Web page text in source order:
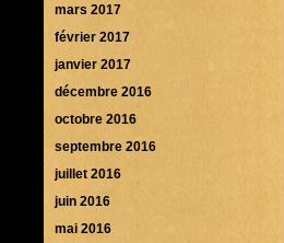
mars 2017
février 2017
janvier 2017
décembre 2016
octobre 2016
septembre 2016
juillet 2016
juin 2016
mai 2016